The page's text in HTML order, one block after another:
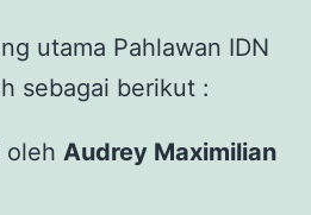
utama Pahlawan IDN
sebagai berikut :
oleh Audrey Maximilian